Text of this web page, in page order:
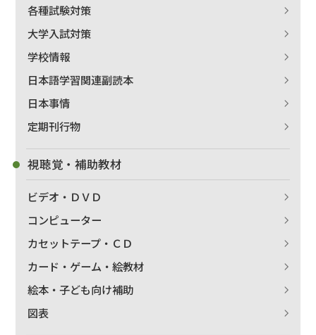
著者名で絞り込む
各種試験対策
大学入試対策
学校情報
日本語学習関連副読本
日本事情
定期刊行物
視聴覚・補助教材
ビデオ・ＤＶＤ
コンピューター
カセットテープ・ＣＤ
カード・ゲーム・絵教材
絵本・子ども向け補助
図表